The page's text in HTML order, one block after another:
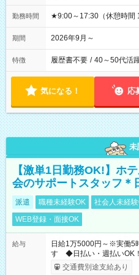
勤務時間 ★9:00～17:30（休憩時間
期間 2026年9月～
特徴 履歴書不要 / 40～50代活
気になる！ 応
未
【激単1日勤務OK!】ホ
会のサポートスタッフ＊
派遣 職種未経験OK 社会人未経
WEB登録・面接OK
給与
日給1万5000円～※実働5
す ◆日払い・週払いOK
も異なります
交通費別途支給あり